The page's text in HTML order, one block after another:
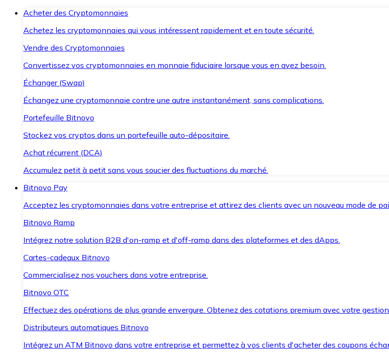
Acheter des Cryptomonnaies
Achetez les cryptomonnaies qui vous intéressent rapidement et en toute sécurité.
Vendre des Cryptomonnaies
Convertissez vos cryptomonnaies en monnaie fiduciaire lorsque vous en avez besoin.
Échanger (Swap)
Échangez une cryptomonnaie contre une autre instantanément, sans complications.
Portefeuille Bitnovo
Stockez vos cryptos dans un portefeuille auto-dépositaire.
Achat récurrent (DCA)
Accumulez petit à petit sans vous soucier des fluctuations du marché.
Bitnovo Pay
Acceptez les cryptomonnaies dans votre entreprise et attirez des clients avec un nouveau mode de
Bitnovo Ramp
Intégrez notre solution B2B d'on-ramp et d'off-ramp dans des plateformes et des dApps.
Cartes-cadeaux Bitnovo
Commercialisez nos vouchers dans votre entreprise.
Bitnovo OTC
Effectuez des opérations de plus grande envergure. Obtenez des cotations premium avec votre
Distributeurs automatiques Bitnovo
Intégrez un ATM Bitnovo dans votre entreprise et permettez à vos clients d'acheter des coupons